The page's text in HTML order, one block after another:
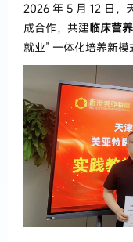
2026 年 5 月 12 日，
成合作，共建临床营
就业” 一体化培养新